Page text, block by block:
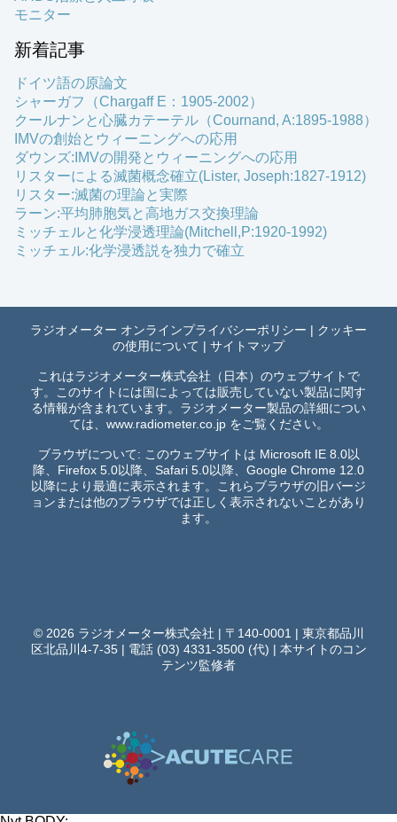
モニター
新着記事
ドイツ語の原論文
シャーガフ（Chargaff E：1905-2002）
クールナンと心臓カテーテル（Cournand, A:1895-1988）
IMVの創始とウィーニングへの応用
ダウンズ:IMVの開発とウィーニングへの応用
リスターによる滅菌概念確立(Lister, Joseph:1827-1912)
リスター:滅菌の理論と実際
ラーン:平均肺胞気と高地ガス交換理論
ミッチェルと化学浸透理論(Mitchell,P:1920-1992)
ミッチェル:化学浸透説を独力で確立
ラジオメーター オンラインプライバシーポリシー | クッキー
の使用について | サイトマップ
これはラジオメーター株式会社（日本）のウェブサイトで
す。このサイトには国によっては販売していない製品に関す
る情報が含まれています。ラジオメーター製品の詳細につい
ては、 www.radiometer.co.jpをご覧ください。
ブラウザについて: このウェブサイトは Microsoft IE 8.0以
降、Firefox 5.0以降、Safari 5.0以降、Google Chrome 12.0
以降により最適に表示されます。これらブラウザの旧バージ
ョンまたは他のブラウザでは正しく表示されないことがあり
ます。
© 2026 ラジオメーター株式会社 | 〒140-0001 | 東京都品川
区北品川4-7-35 | 電話 (03) 4331-3500 (代) | 本サイトのコン
テンツ監修者